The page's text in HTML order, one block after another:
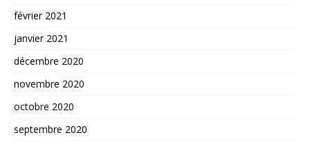
février 2021
janvier 2021
décembre 2020
novembre 2020
octobre 2020
septembre 2020